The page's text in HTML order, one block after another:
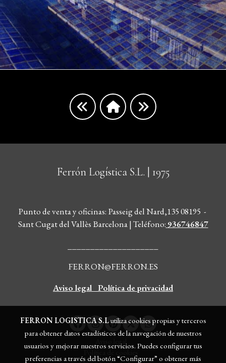
Ferrón Logística S.L. | 1975
Punto de venta y oficinas: Passeig del Nard,135 08195 -
Sant Cugat del Vallès Barcelona | Teléfono: 936746847
FERRON@FERRON.ES
Aviso legal Política de privacidad
FERRON LOGISTICA S.Lutiliza cookies propias y terceros
para obtener datos estadísticos de la navegación de nuestros
usuarios y mejorar nuestros servicios. Puedes configurar tus
preferencias a través del botón “Configurar” o obtener más